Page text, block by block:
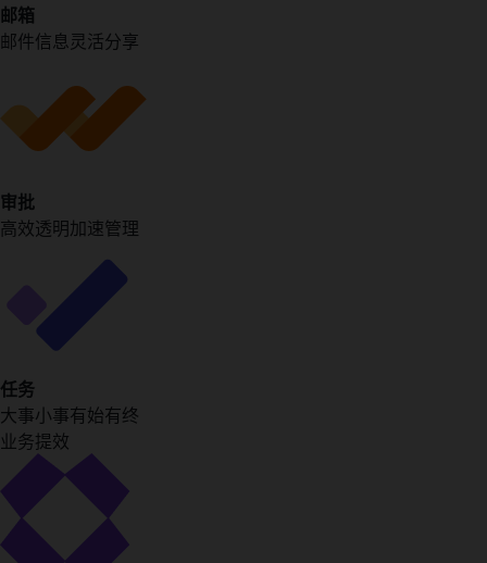
邮箱
邮件信息灵活分享
审批
高效透明加速管理
任务
大事小事有始有终
业务提效